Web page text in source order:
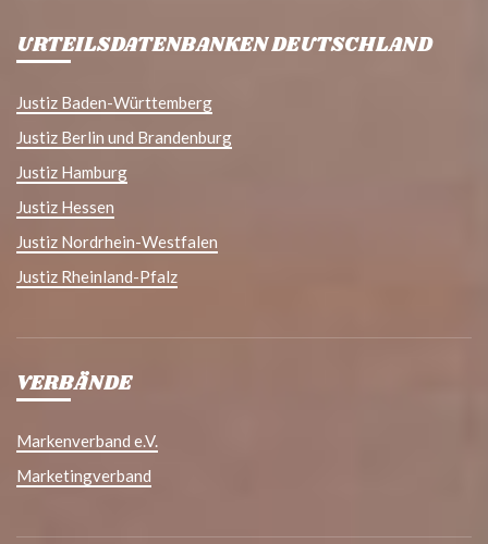
URTEILSDATENBANKEN DEUTSCHLAND
Justiz Baden-Württemberg
Justiz Berlin und Brandenburg
Justiz Hamburg
Justiz Hessen
Justiz Nordrhein-Westfalen
Justiz Rheinland-Pfalz
VERBÄNDE
Markenverband e.V.
Marketingverband